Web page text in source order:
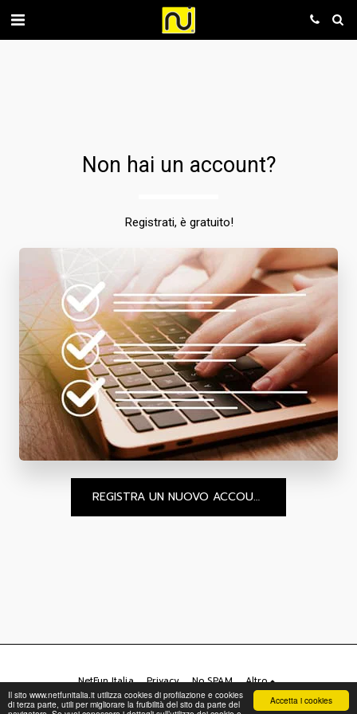
Accetta i cookies
Il sito www.netfunitalia.it utilizza cookies di profilazione e cookies
di terza parte, utili per migliorare la fruibilità del sito da parte del
Non hai un account?
Registrati, è gratuito!
REGISTRA UN NUOVO ACCOUNT
NetFun Italia Privacy No SPAM
Altro
Copyright © 2026 Tutti i diritti riservati -NetFun Italia srl